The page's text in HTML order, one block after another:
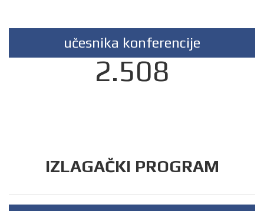
učesnika konferencije
2.508
IZLAGAČKI PROGRAM